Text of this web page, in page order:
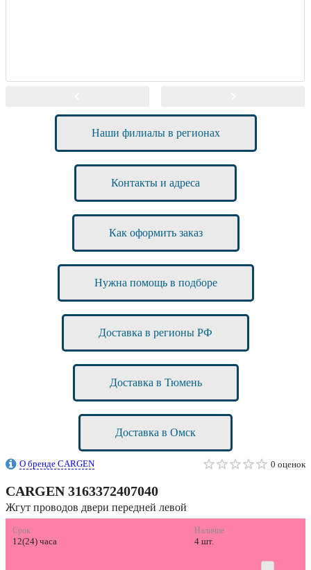
Наши филиалы в регионах
Контакты и адреса
Как оформить заказ
Нужна помощь в подборе
Доставка в регионы РФ
Доставка в Тюмень
Доставка в Омск
О бренде CARGEN 0 оценок
CARGEN3163372407040
Жгут проводов двери передней левой
Срок
12(24) часа
Наличие
4 шт.